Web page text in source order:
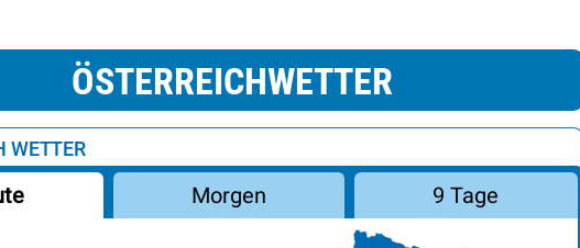
ÖSTERREICHWETTER
WETTER
Morgen 9 Tage